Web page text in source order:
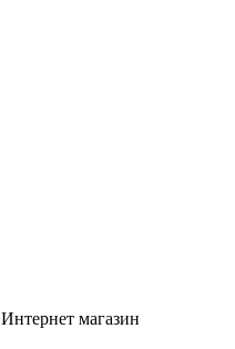
Интернет магазин